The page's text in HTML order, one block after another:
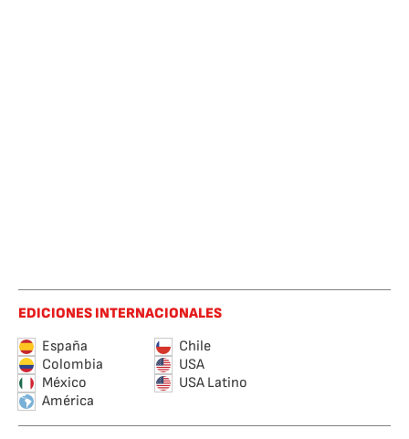
EDICIONES INTERNACIONALES
España
Chile
Colombia
USA
México
USA Latino
América